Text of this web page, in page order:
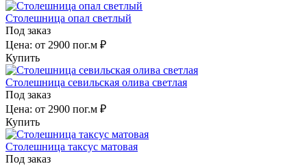
Столешница опал светлый
Под заказ
Цена: от 2900 пог.м ₽
Купить
Столешница севильская олива светлая
Под заказ
Цена: от 2900 пог.м ₽
Купить
Столешница таксус матовая
Под заказ